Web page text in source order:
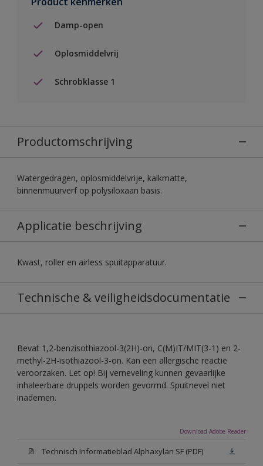
Damp-open
Oplosmiddelvrij
Schrobklasse 1
Productomschrijving
Watergedragen, oplosmiddelvrije, kalkmatte,
binnenmuurverf op polysiloxaan basis.
Applicatie beschrijving
Kwast, roller en airless spuitapparatuur.
Technische & veiligheidsdocumentatie
Bevat 1,2-benzisothiazool-3(2H)-on, C(M)IT/MIT(3-1) en 2-
methyl-2H-isothiazool-3-on. Kan een allergische reactie
veroorzaken. Let op! Bij verneveling kunnen gevaarlijke
inhaleerbare druppels worden gevormd. Spuitnevel niet
inademen.
Download Adobe Reader
Technisch Informatieblad Alphaxylan SF (PDF)